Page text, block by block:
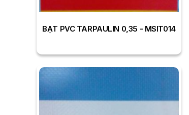
BẠT PVC TARPAULIN 0,35 - MSIT014